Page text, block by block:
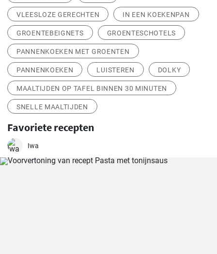
VLEESLOZE GERECHTEN IN EEN KOEKENPAN
GROENTEBEIGNETS GROENTESCHOTELS
PANNENKOEKEN MET GROENTEN
PANNENKOEKEN LUISTEREN DOLKY
MAALTIJDEN OP TAFEL BINNEN 30 MINUTEN
SNELLE MAALTIJDEN
Favoriete recepten
Iwa